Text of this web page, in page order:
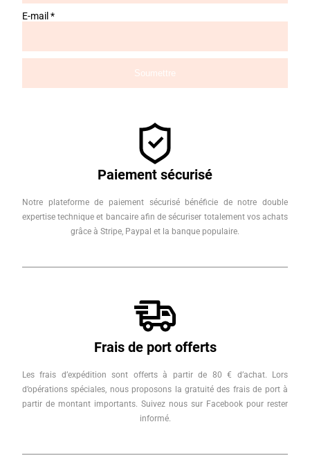
E-mail *
Paiement sécurisé
Notre plateforme de paiement sécurisé bénéficie de notre double
expertise technique et bancaire afin de sécuriser totalement vos achats
grâce à Stripe, Paypal et la banque populaire.
Frais de port offerts
Les frais d’expédition sont offerts à partir de 80 € d’achat. Lors
d’opérations spéciales, nous proposons la gratuité des frais de port à
partir de montant importants. Suivez nous sur Facebook pour rester
informé.